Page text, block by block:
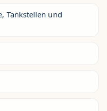
Tankstellen und